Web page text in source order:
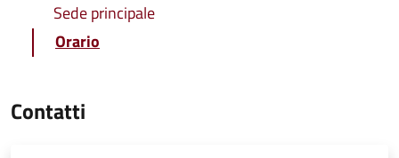
Sede principale
Orario
Contatti